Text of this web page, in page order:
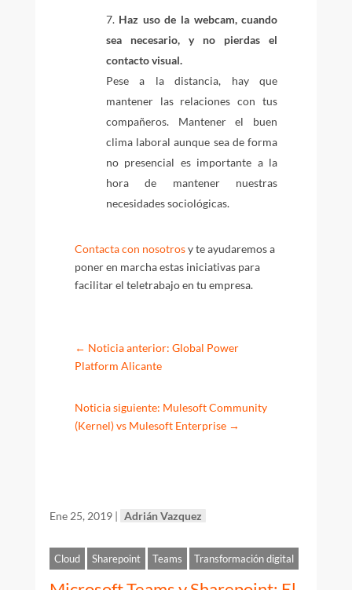
Haz uso de la webcam, cuando
sea necesario, y no pierdas el
contacto visual.
Pese a la distancia, hay que
mantener las relaciones con tus
compañeros. Mantener el buen
clima laboral aunque sea de forma
no presencial es importante a la
hora de mantener nuestras
necesidades sociológicas.
Contacta con nosotrosy te ayudaremos a
poner en marcha estas iniciativas para
facilitar el teletrabajo en tu empresa.
← Noticia anterior: Global Power
Platform Alicante
Noticia siguiente: Mulesoft Community
(Kernel) vs Mulesoft Enterprise→
Ene 25, 2019| Adrián Vazquez
Cloud Sharepoint Teams Transformación digital